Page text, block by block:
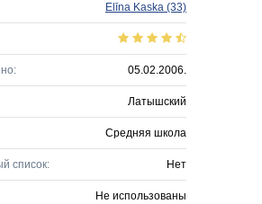
Elīna Kaska (33)
05.02.2006.
Латышский
Средняя школа
список: Нет
Не использованы